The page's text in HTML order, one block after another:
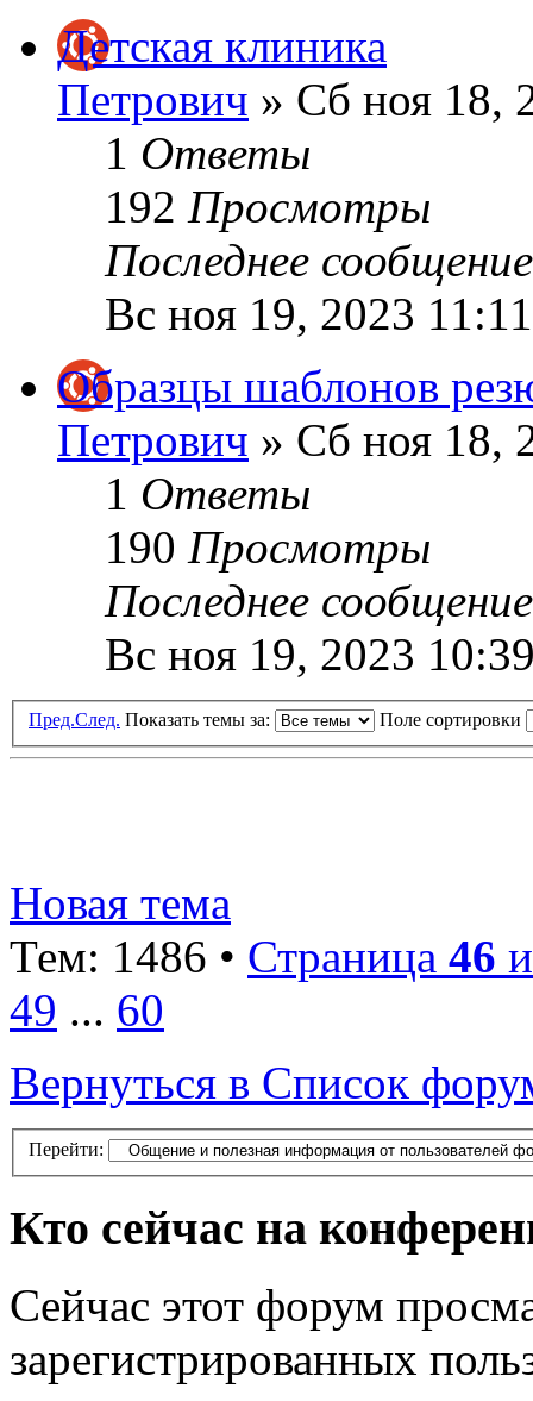
Детская клиника
Петрович » Сб ноя 18,
1 Ответы
192 Просмотры
Последнее
Вс ноя 19, 2023
Образцы шаблонов
Петрович » Сб ноя 18,
1 Ответы
190 Просмотры
Последнее
Вс ноя 19, 2023
Пред.След. Показать темы за: Поле сортировки
Новая тема
Тем: 1486 • Страница 46
49 ... 60
Вернуться в Список
Перейти:
Кто сейчас на
Сейчас этот форум
зарегистрированных